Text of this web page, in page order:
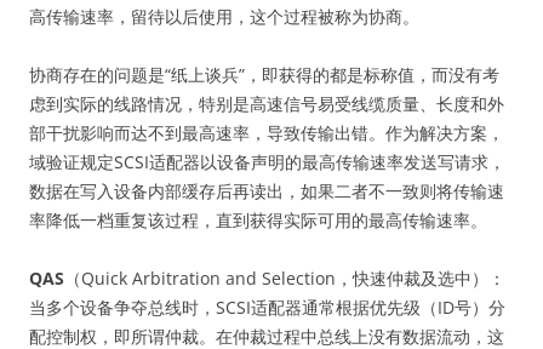
高传输速率，留待以后使用，这个过程被称为协商。
协商存在的问题是“纸上谈兵”，即获得的都是标称值，而没有考
虑到实际的线路情况，特别是高速信号易受线缆质量、长度和外
部干扰影响而达不到最高速率，导致传输出错。作为解决方案，
域验证规定SCSI适配器以设备声明的最高传输速率发送写请求，
数据在写入设备内部缓存后再读出，如果二者不一致则将传输速
率降低一档重复该过程，直到获得实际可用的最高传输速率。
QAS （Quick Arbitration and Selection，快速仲裁及选中）：
当多个设备争夺总线时，SCSI适配器通常根据优先级（ID号）分
配控制权，即所谓仲裁。在仲裁过程中总线上没有数据流动，这